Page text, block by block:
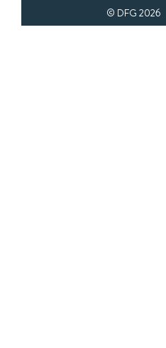
© DFG 2026